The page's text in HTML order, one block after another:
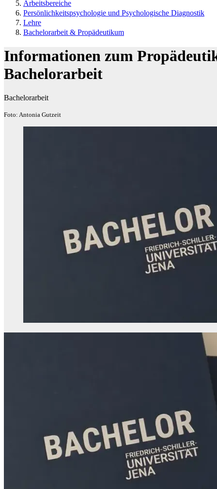
Arbeitsbereiche
Persönlichkeitspsychologie und Psychologische Diagnostik
Lehre
Bachelorarbeit & Propädeutikum
Informationen zum
Bachelorarbeit
Bachelorarbeit
Foto: Antonia Gutzeit